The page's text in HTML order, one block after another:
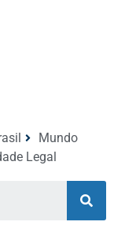
Mundo
Legal